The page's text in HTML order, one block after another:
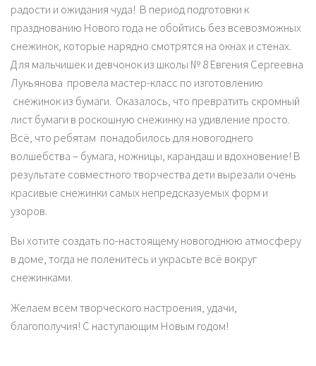
радости и ожидания чуда! В период подготовки к
празднованию Нового года не обойтись без всевозможных
снежинок, которые нарядно смотрятся на окнах и стенах.
Для мальчишек и девчонок из школы № 8 Евгения Сергеевна
Лукьянова провела мастер-класс по изготовлению
снежинок из бумаги. Оказалось, что превратить скромный
лист бумаги в роскошную снежинку на удивление просто.
Всё, что ребятам понадобилось для новогоднего
волшебства – бумага, ножницы, карандаш и вдохновение! В
результате совместного творчества дети вырезали очень
красивые снежинки самых непредсказуемых форм и
узоров.
Вы хотите создать по-настоящему новогоднюю атмосферу
в доме, тогда не поленитесь и украсьте всё вокруг
снежинками.
Желаем всем творческого настроения, удачи,
благополучия! С наступающим Новым годом!